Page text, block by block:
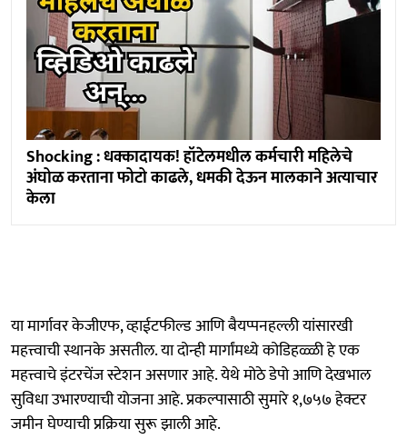
Shocking : धक्कादायक! हॉटेलमधील कर्मचारी महिलेचे
अंघोळ करताना फोटो काढले, धमकी देऊन मालकाने अत्याचार
केला
या मार्गावर केजीएफ, व्हाईटफील्ड आणि बैयप्पनहल्ली यांसारखी
महत्त्वाची स्थानके असतील. या दोन्ही मार्गांमध्ये कोडिहळ्ळी हे एक
महत्त्वाचे इंटरचेंज स्टेशन असणार आहे. येथे मोठे डेपो आणि देखभाल
सुविधा उभारण्याची योजना आहे. प्रकल्पासाठी सुमारे १,७५७ हेक्टर
जमीन घेण्याची प्रक्रिया सुरू झाली आहे.